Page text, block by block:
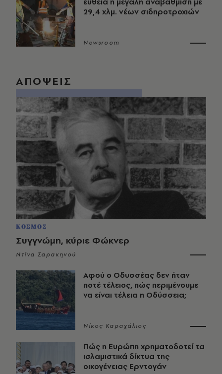
29,4 χλμ. νέων σιδηροτροχιών
Newsroom
ΑΠΟΨΕΙΣ
ΚΟΣΜΟΣ
Συγγνώμη, κύριε Φώκνερ
Ντίνα Σαρακηνού
Αφού ο Οδυσσέας δεν ήταν
ποτέ τέλειος, πώς περιμένουμε
να είναι τέλεια η Οδύσσεια;
Νίκος Καραχάλιος
Πώς η Ευρώπη χρηματοδοτεί τα
ισλαμιστικά δίκτυα της
οικογένειας Ερντογάν